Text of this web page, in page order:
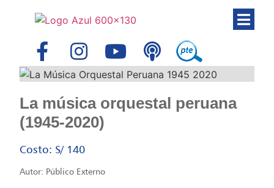
La música orquestal peruana
(1945-2020)
Costo: S/ 140
Autor: Público Externo